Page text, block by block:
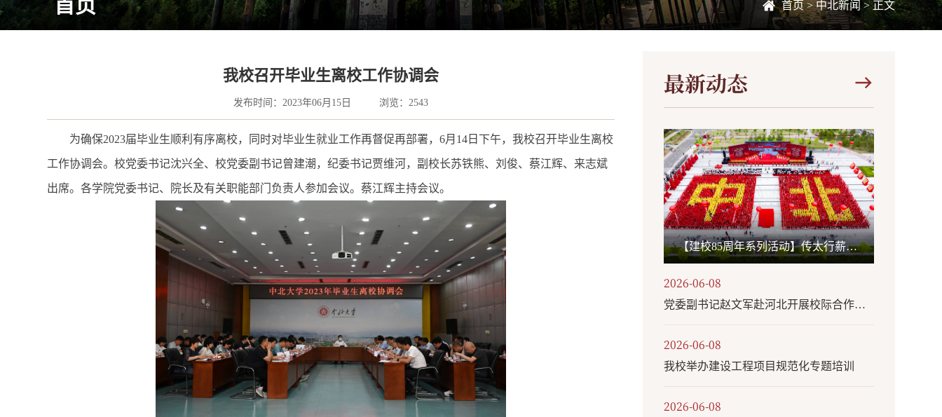
首页 首页>中北新闻 > 正文
​我校召开毕业生离校工作协调会
发布时间：2023年06月15日 浏览： 2543
为确保2023届毕业生顺利有序离校，同时对毕业生就业工作再督促再部署，6月14日下午，我校召开毕业生离校
工作协调会。校党委书记沈兴全、校党委副书记曾建潮，纪委书记贾维河，副校长苏铁熊、刘俊、蔡江辉、来志斌
出席。各学院党委书记、院长及有关职能部门负责人参加会议。蔡江辉主持会议。
最新动态
【建校85周年系列活动】传太行薪火创时代一流 承国旗荣光担强国使命——我校举办“国旗下的思政课”主题活动
2026-06-08
党委副书记赵文军赴河北开展校际合作、访企拓岗活动
2026-06-08
我校举办建设工程项目规范化专题培训
2026-06-08